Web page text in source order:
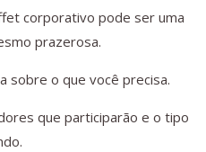
corporativo pode ser uma
prazerosa.
sobre o que você precisa.
que participarão e o tipo